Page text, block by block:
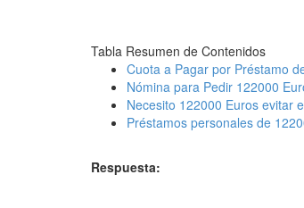
Tabla Resumen de Contenidos
Cuota a Pagar por Préstamo
Nómina para Pedir 122000
Necesito 122000 Euros evitar
Préstamos personales de
Respuesta: